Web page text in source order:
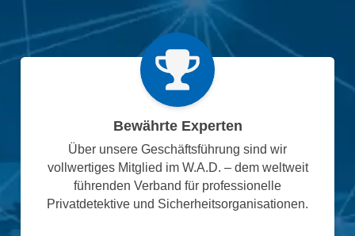
Bewährte Experten
Über unsere Geschäftsführung sind wir
vollwertiges Mitglied im W.A.D. – dem weltweit
führenden Verband für professionelle
Privatdetektive und Sicherheitsorganisationen.